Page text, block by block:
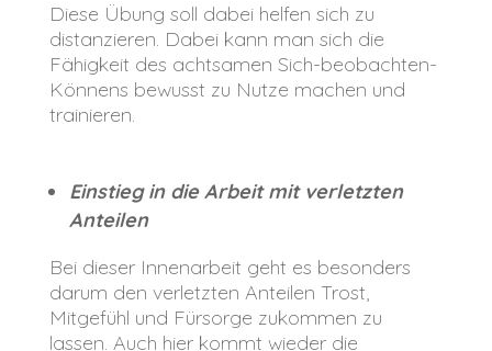
Diese Übung soll dabei helfen sich zu
distanzieren. Dabei kann man sich die
Fähigkeit des achtsamen Sich-beobachten-
Könnens bewusst zu Nutze machen und
trainieren.
Einstieg in die Arbeit mit verletzten
Anteilen
Bei dieser Innenarbeit geht es besonders
darum den verletzten Anteilen Trost,
Mitgefühl und Fürsorge zukommen zu
lassen. Auch hier kommt wieder die